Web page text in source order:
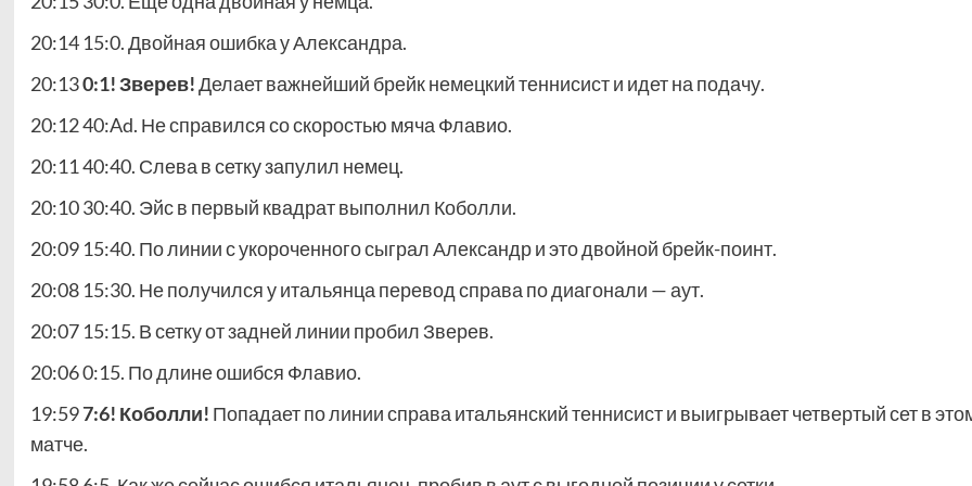
20:14 15:0. Двойная ошибка у Александра.
20:130:1! Зверев!Делает важнейший брейк немецкий теннисист и идет на подачу.
20:12 40:Ad. Не справился со скоростью мяча Флавио.
20:11 40:40. Слева в сетку запулил немец.
20:10 30:40. Эйс в первый квадрат выполнил Коболли.
20:09 15:40. По линии с укороченного сыграл Александр и это двойной брейк-поинт.
20:08 15:30. Не получился у итальянца перевод справа по диагонали — аут.
20:07 15:15. В сетку от задней линии пробил Зверев.
20:06 0:15. По длине ошибся Флавио.
19:597:6! Коболли! Попадает по линии справа итальянский теннисист и выигрывает четвертый сет в
матче.